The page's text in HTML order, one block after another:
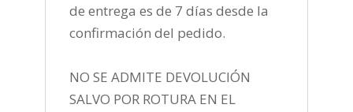
de entrega es de 7 días desde la
confirmación del pedido.
NO SE ADMITE DEVOLUCIÓN
SALVO POR ROTURA EN EL